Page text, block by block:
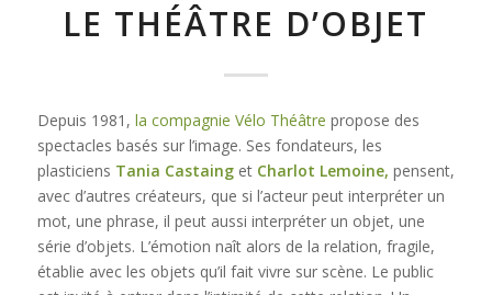
LE THÉÂTRE D’OBJET
Depuis 1981, la compagnie Vélo Théâtre propose des
spectacles basés sur l’image. Ses fondateurs, les
plasticiens Tania Castainget Charlot Lemoine, pensent,
avec d’autres créateurs, que si l’acteur peut interpréter un
mot, une phrase, il peut aussi interpréter un objet, une
série d’objets. L’émotion naît alors de la relation, fragile,
établie avec les objets qu’il fait vivre sur scène. Le public